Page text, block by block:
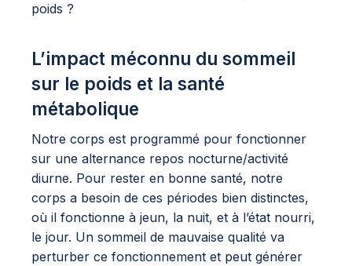
poids ?
L’impact méconnu du sommeil
sur le poids et la santé
métabolique
Notre corps est programmé pour fonctionner
sur une alternance repos nocturne/activité
diurne. Pour rester en bonne santé, notre
corps a besoin de ces périodes bien distinctes,
où il fonctionne à jeun, la nuit, et à l’état nourri,
le jour. Un sommeil de mauvaise qualité va
perturber ce fonctionnement et peut générer